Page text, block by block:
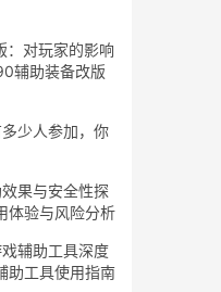
：对玩家的影响
辅助装备改版
少人参加，你
果与安全性探
体验与风险分析
辅助工具深度
助工具使用指南